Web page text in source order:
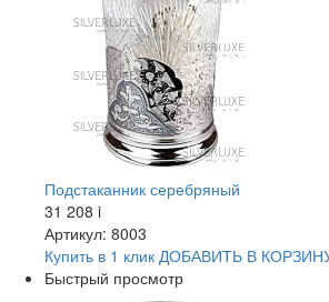
Подстаканник серебряный
31 208 i
Артикул: 8003
Купить в 1 клик ДОБАВИТЬ В
Быстрый просмотр